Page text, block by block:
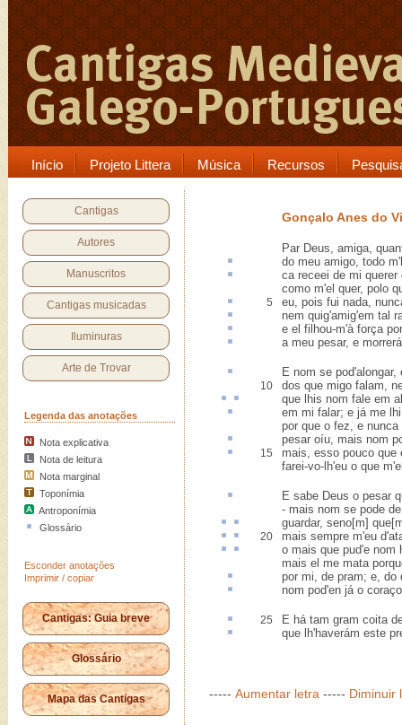
Início Projeto Littera Música Recursos
Cantigas
Autores
Manuscritos
Cantigas musicadas
Iluminuras
Arte de Trovar
Legenda das anotações
Nota explicativa
Nota de leitura
Nota marginal
Toponímia
Antroponímia
Glossário
Esconder anotações
Imprimir / copiar
Cantigas: Guia breve
Glossário
Mapa das Cantigas
Gonçalo Anes do
Par Deus, amiga,
do meu amigo, todo
careceei de mi querer
como m'el quer, polo
5 eu, pois fui nada,
nem quig'amig'em tal
e el filhou-m'à força
a meu pesar, e
E nom se pod'alongar,
10
dos que migo falam,
que lhis nom fale em
em mi falar; e já me
por que o fez, e nunca
pesar oíu, mais nom
15 mais, esso pouco que
farei-vo-lh'eu o que
E sabe Deus o pesar
- mais nom se pode
guardar, seno[m]
20 mais sempre m'eu d'
o mais que pud'e nom
mais el me mata
por mi, de pram; e, do
nom pod'en já o
25 E há tam gram coita
que lh'haverám este
----- Aumentar letra ----- Diminuir